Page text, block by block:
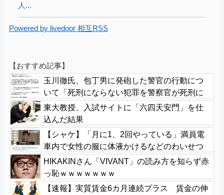
人...
Powered by livedoor 相互RSS
【おすすめ記事】
玉川徹氏、包丁男に発砲した警官の行動につ
いて「死刑にならない犯罪を警察官が死刑に
してしまった」
東大教授、入試サイトに「六四天安門」を仕
込んだ結果
【シャケ】「月に1、2回やっている」満員電
車内で女性の服に体液かけるなどのわいせつ
行為か 学習塾経営の60歳男を逮捕 警視庁
HIKAKINさん「VIVANT」の読み方を知らず赤
っ恥ｗｗｗｗｗｗｗ
【速報】実質賃金6カ月連続プラス 賃金の伸